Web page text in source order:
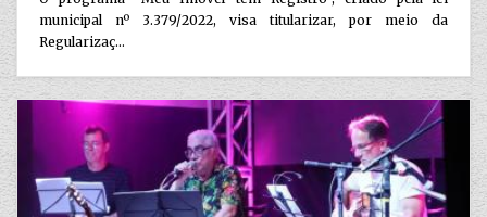
municipal nº 3.379/2022, visa titularizar, por meio da
Regularizaç...